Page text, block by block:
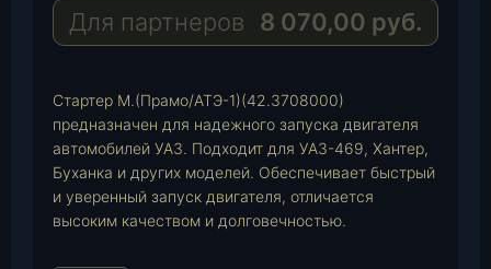
a
m
A
p
i
l
Для партнеров 8 070,00 руб.
Стартер М.(Прамо/АТЭ-1)(42.3708000)
предназначен для надежного запуска двигателя
автомобилей УАЗ. Подходит для УАЗ-469, Хантер,
Буханка и других моделей. Обеспечивает быстрый
и уверенный запуск двигателя, отличается
высоким качеством и долговечностью.